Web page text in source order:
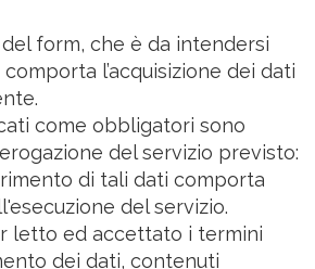
form, che è da intendersi
l’acquisizione dei dati
come obbligatori sono
del servizio previsto:
di tali dati comporta
del servizio.
letto ed accettato i termini
dei dati, contenuti